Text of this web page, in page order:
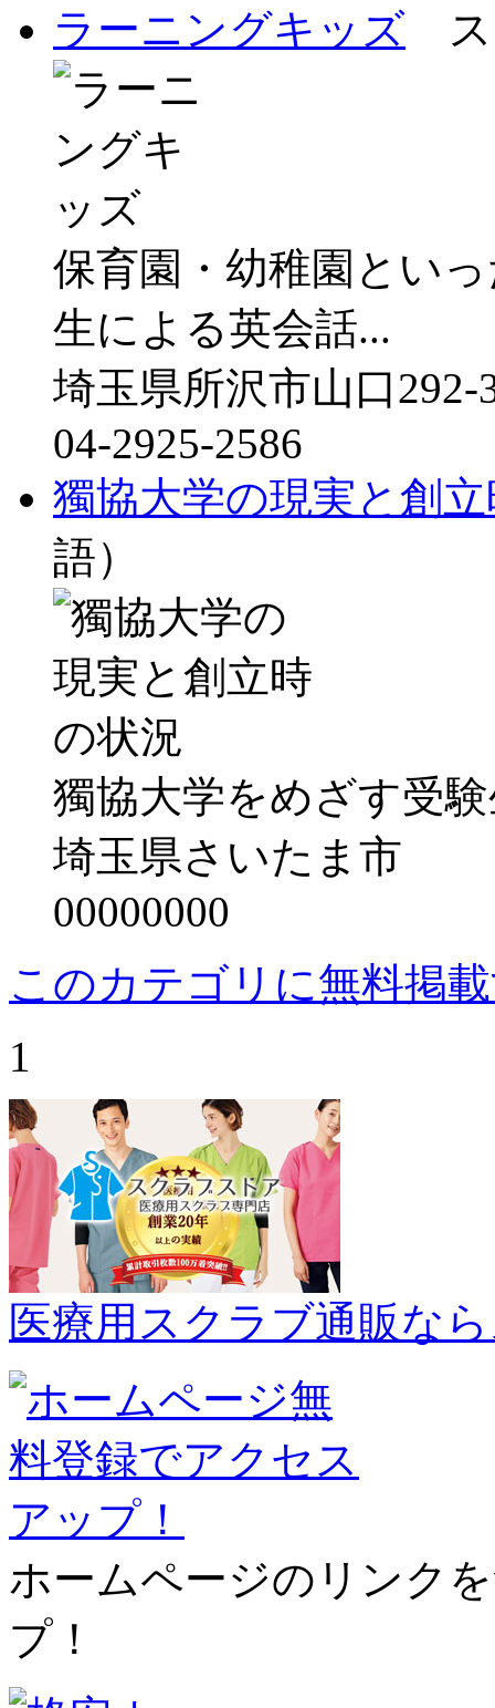
ラーニングキッズ ス
保育園・幼稚園とい
生による英会話...
埼玉県所沢市山口292-
04-2925-2586
獨協大学の現実と創
語）
獨協大学をめざす受
埼玉県さいたま市
00000000
このカテゴリに無料掲
1
医療用スクラブ通販な
ホームページのリンク
プ！